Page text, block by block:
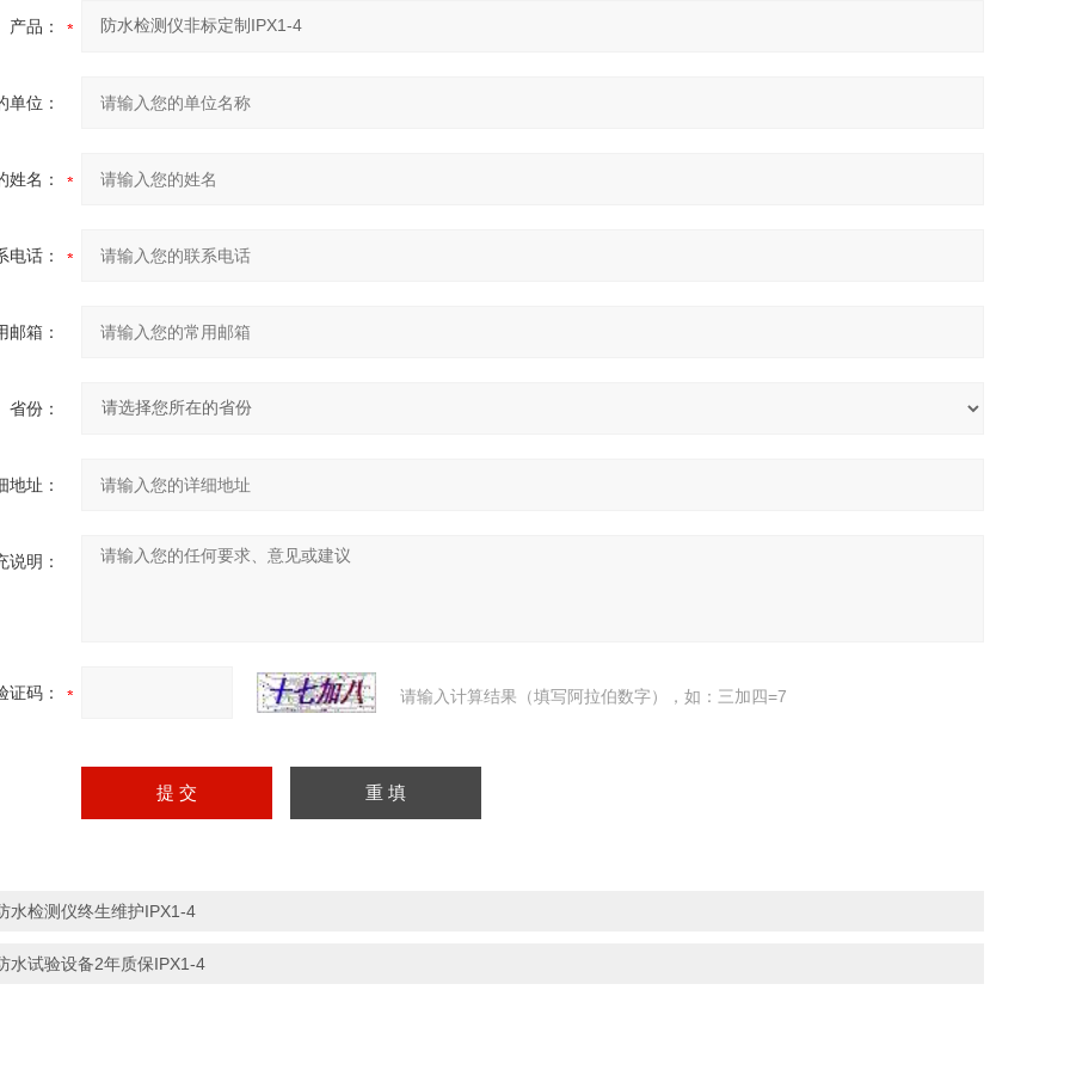
产品：
单位：
姓名：
电话：
邮箱：
省份：
地址：
说明：
证码： 请输入计算结果（填写阿拉伯数字），如：三加四=7
水检测仪终生维护IPX1-4
水试验设备2年质保IPX1-4